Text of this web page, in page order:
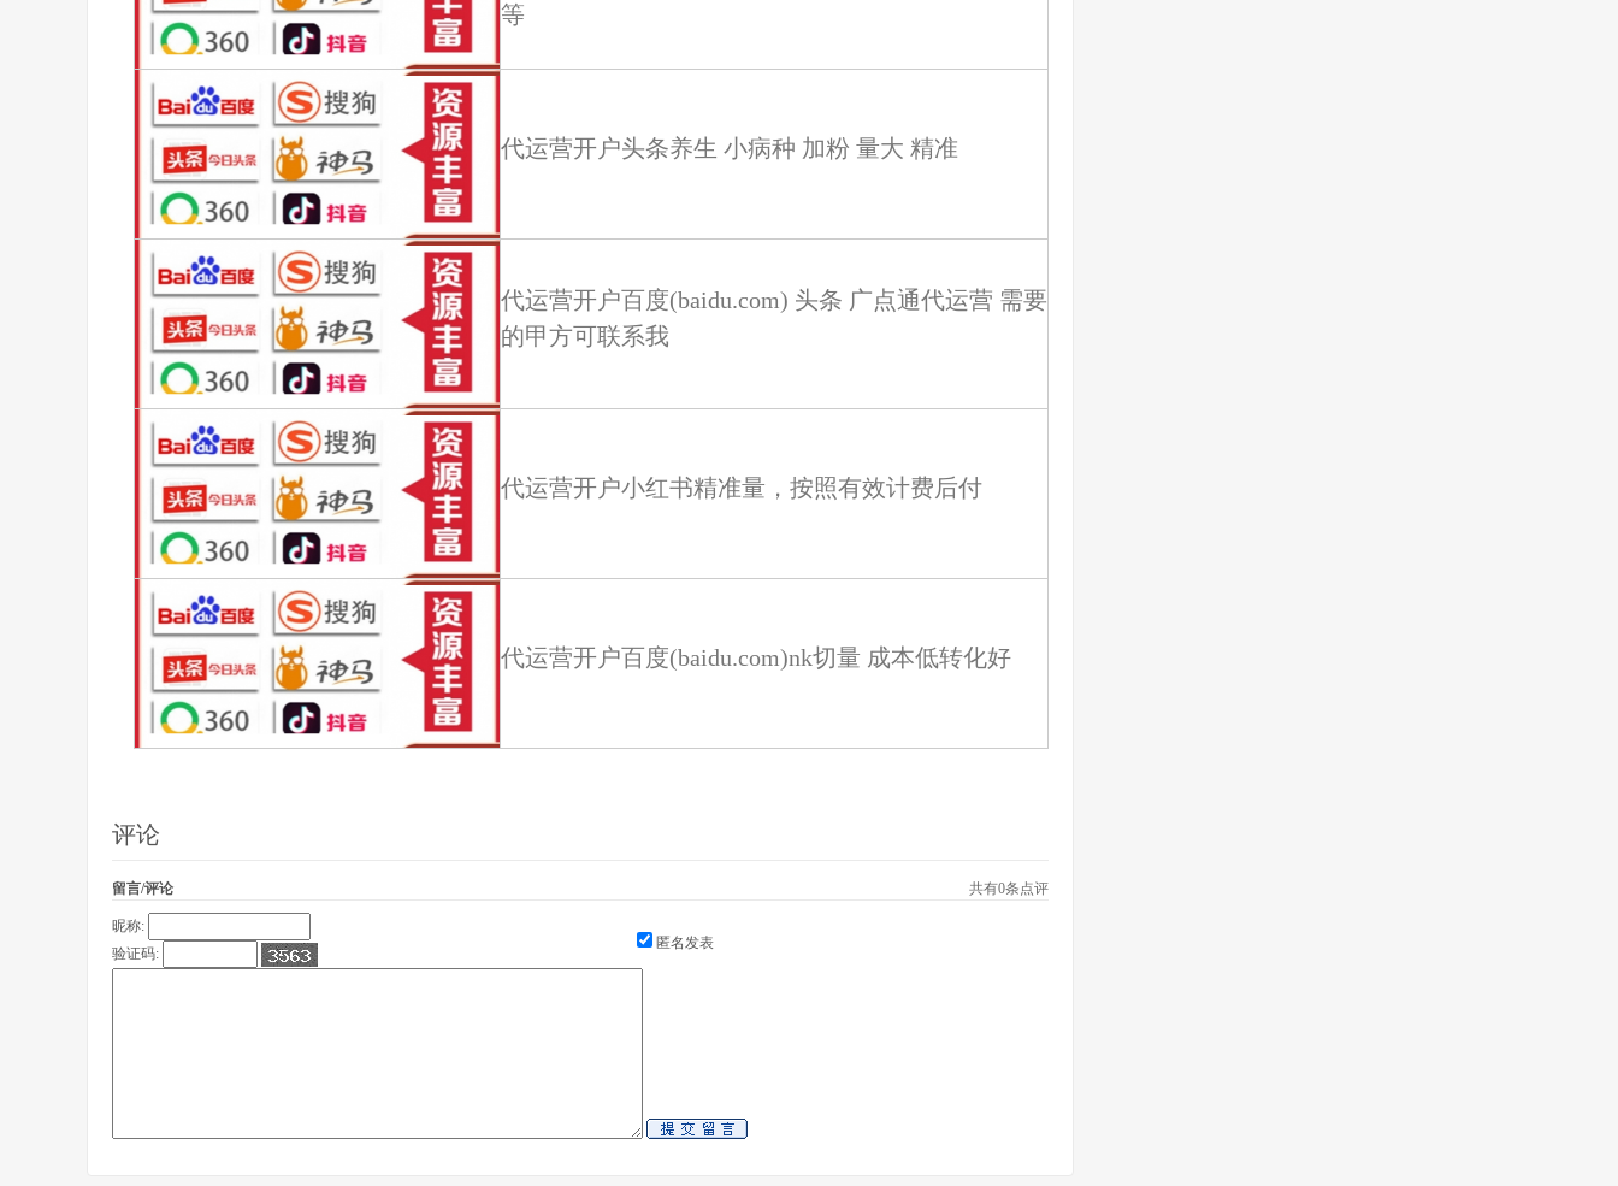
等
代运营开户头条养生 小病种 加粉 量大 精准
代运营开户百度(baidu.com) 头条 广点通代运营 需要
的甲方可联系我
代运营开户小红书精准量，按照有效计费后付
代运营开户百度(baidu.com)nk切量 成本低转化好
评论
留言/评论 共有0条点评
昵称:
验证码:
匿名发表